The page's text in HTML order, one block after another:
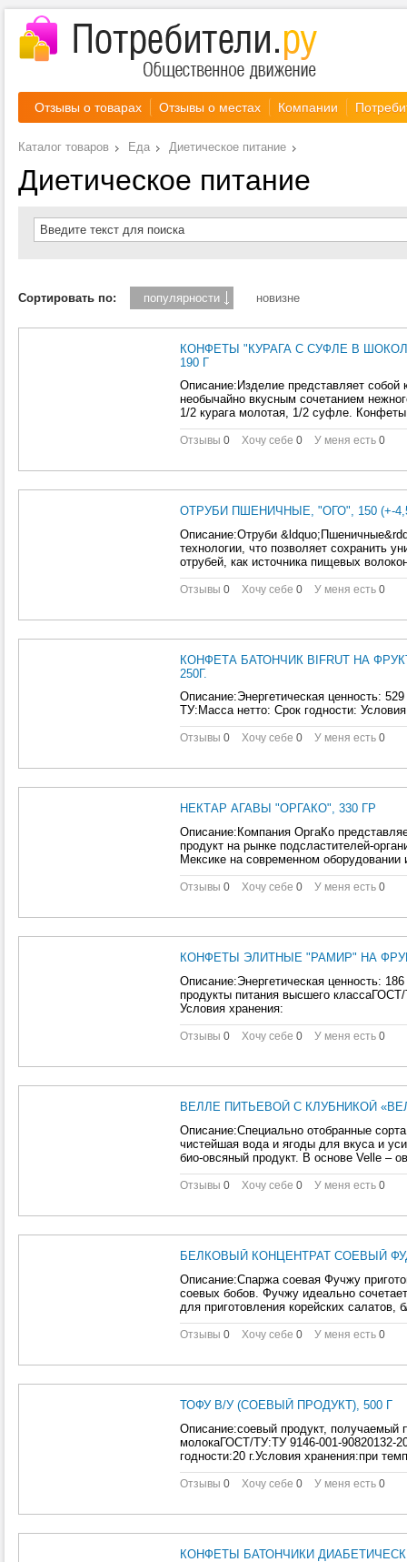
Отзывы о товарах Отзывы о местах Компании
Каталог товаров Еда Диетическое питание
Диетическое питание
Введите текст для поиска
Сортировать по: популярности новизне
КОНФЕТЫ "КУРАГА С СУФЛЕ В
190 Г
Описание:Изделие представляет собой
необычайно вкусным сочетанием
1/2 курага молотая, 1/2 суфле.
Отзывы 0 Хочу себе 0 У меня есть 0
ОТРУБИ ПШЕНИЧНЫЕ, "ОГО", 150 (+-
Описание:Отруби
технологии, что позволяет сохранить
отрубей, как источника пищевых
Отзывы 0 Хочу себе 0 У меня есть 0
КОНФЕТА БАТОНЧИК BIFRUT НА
250Г.
Описание:Энергетическая ценность:
ТУ:Масса нетто: Срок годности:
Отзывы 0 Хочу себе 0 У меня есть 0
НЕКТАР АГАВЫ "ОРГАКО", 330 ГР
Описание:Компания ОргаКо
продукт на рынке подсластителей-
Мексике на современном оборудовании
Отзывы 0 Хочу себе 0 У меня есть 0
КОНФЕТЫ ЭЛИТНЫЕ "РАМИР" НА
Описание:Энергетическая ценность:
продукты питания высшего
Условия хранения:
Отзывы 0 Хочу себе 0 У меня есть 0
ВЕЛЛЕ ПИТЬЕВОЙ С КЛУБНИКОЙ
Описание:Специально отобранные
чистейшая вода и ягоды для вкуса и
био-овсяный продукт. В основе Velle –
Отзывы 0 Хочу себе 0 У меня есть 0
БЕЛКОВЫЙ КОНЦЕНТРАТ СОЕВЫЙ
Описание:Спаржа соевая Фучжу
соевых бобов. Фучжу идеально
для приготовления корейских салатов,
Отзывы 0 Хочу себе 0 У меня есть 0
ТОФУ В/У (СОЕВЫЙ ПРОДУКТ), 500 Г
Описание:соевый продукт, получаемый
молокаГОСТ/ТУ:ТУ 9146-001-90820132-
годности:20 г.Условия хранения:при
Отзывы 0 Хочу себе 0 У меня есть 0
КОНФЕТЫ БАТОНЧИКИ